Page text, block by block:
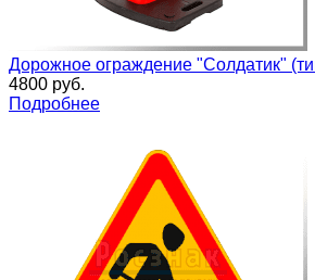
Дорожное ограждение "Солдатик"
4800 руб.
Подробнее